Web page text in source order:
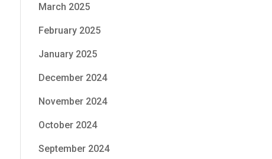
March 2025
February 2025
January 2025
December 2024
November 2024
October 2024
September 2024